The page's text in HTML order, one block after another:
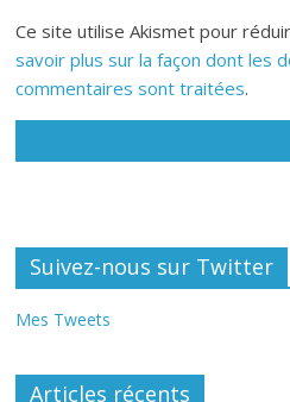
Ce site utilise Akismet pour
savoir plus sur la façon dont les
commentaires sont traitées.
Suivez-nous sur Twitter
Mes Tweets
Articles récents